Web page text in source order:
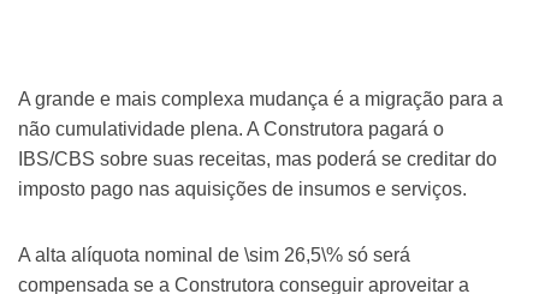
A grande e mais complexa mudança é a migração para a
não cumulatividade plena. A Construtora pagará o
IBS/CBS sobre suas receitas, mas poderá se creditar do
imposto pago nas aquisições de insumos e serviços.
A alta alíquota nominal de \sim 26,5\% só será
compensada se a Construtora conseguir aproveitar a